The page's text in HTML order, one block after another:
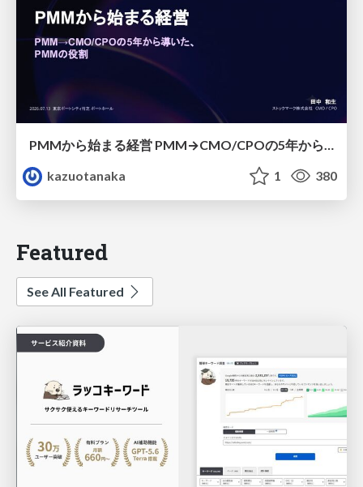
PMMから始まる経営 PMM→CMO/CPOの5年から導いた、 PMMの役割
kazuotanaka
1 380
Featured
See All Featured